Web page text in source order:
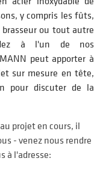
y compris les fûts,
brasseur ou tout autre
à l'un de nos
peut apporter à
sur mesure en tête,
pour discuter de la
projet en cours, il
- venez nous rendre
à l'adresse: